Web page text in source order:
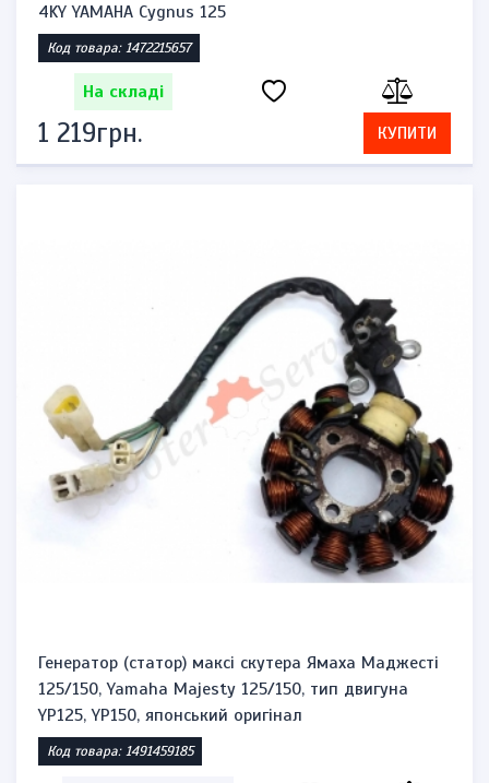
4KY YAMAHA Cygnus 125
Код товара: 1472215657
На складі
1 219грн. КУПИТИ
Генератор (статор) максі скутера Ямаха Маджесті
125/150, Yamaha Majesty 125/150, тип двигуна
YP125, YP150, японський оригінал
Код товара: 1491459185